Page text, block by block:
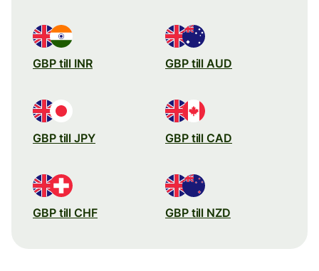
GBP till INR GBP till AUD
GBP till JPY GBP till CAD
GBP till CHF GBP till NZD